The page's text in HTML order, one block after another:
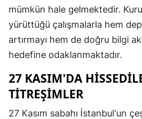
mümkün hale gelmektedir.
yürüttüğü çalışmalarla hem
artırmayı hem de doğru bilgi
hedefine odaklanmaktadır.
27 KASIM'DA
TITREŞIMLER
27 Kasım sabahı İstanbul'un